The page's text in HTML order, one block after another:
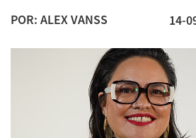
POR: ALEX VANSS 14-